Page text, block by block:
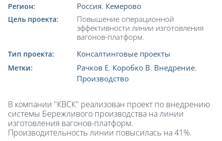
Регион: Россия, Кемерово
Цель проекта:
Повышение операционной
эффективности линии изготовления
вагонов-платформ.
Тип проекта: Консалтинговые проекты
Метки: Рачков Е, Коробко В, Внедрение,
Производство
В компании "КВСК" реализован проект по внедрению
системы Бережливого производства на линии
изготовления вагонов-платформ.
Производительность линии повысилась на 41%.